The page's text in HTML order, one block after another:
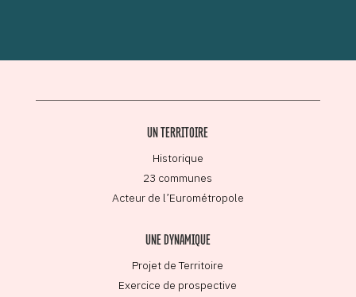
UN TERRITOIRE
Historique
23 communes
Acteur de l’Eurométropole
UNE DYNAMIQUE
Projet de Territoire
Exercice de prospective